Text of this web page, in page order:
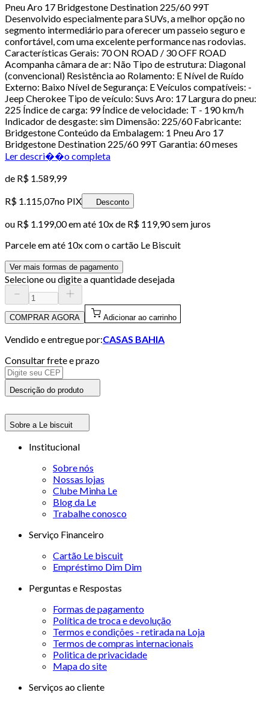
Pneu Aro 17 Bridgestone Destination 225/60 99T
Desenvolvido especialmente para SUVs, a melhor opção no
segmento intermediário para oferecer um passeio seguro e
confortável, com uma excelente performance nas rodovias.
Características Gerais: 70 ON ROAD / 30 OFF ROAD
Acompanha câmara de ar: Não Tipo de estrutura: Diagonal
(convencional) Resistência ao Rolamento: E Nível de Ruído
Externo: Baixo Nível de Segurança: E Veículos compatíveis: -
Jeep Cherokee Tipo de veículo: Suvs Aro: 17 Largura do pneu:
225 Índice de carga: 99 Índice de velocidade: T - 190 km/h
Indicador de desgaste: sim Dimensão: 225/60 Fabricante:
Bridgestone Conteúdo da Embalagem: 1 Pneu Aro 17
Bridgestone Destination 225/60 99T Garantia: 60 meses
Ler descri��o completa
de R$ 1.589,99
R$ 1.115,07no PIX Desconto
ou R$ 1.199,00em até 10x de R$ 119,90 sem juros
Parcele em até 10x com o cartão Le Biscuit
Ver mais formas de pagamento
Selecione ou digite a quantidade desejada
COMPRAR AGORA Adicionar ao carrinho
Vendido e entregue por:CASAS BAHIA
Consultar frete e prazo
Descrição do produto
Sobre a Le biscuit
Institucional
Sobre nós
Nossas lojas
Clube Minha Le
Blog da Le
Trabalhe conosco
Serviço Financeiro
Cartão Le biscuit
Empréstimo Dim Dim
Perguntas e Respostas
Formas de pagamento
Política de troca e devolução
Termos e condições - retirada na Loja
Termos de compras internacionais
Politica de privacidade
Mapa do site
Serviços ao cliente